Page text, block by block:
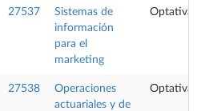
27537
Sistemas de
información
para el
marketing
Optativa
27538
Operaciones
actuariales y de
Optativa